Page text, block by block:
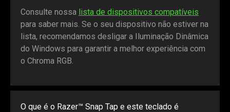
Consulte nossa lista de dispositivos compatíveis
para saber mais. Se o seu dispositivo não estiver na
lista, recomendamos desligar a Iluminação Dinâmica
do Windows para garantir a melhor experiência com
o Chroma RGB.
O que é o Razer™ Snap Tap e este teclado é